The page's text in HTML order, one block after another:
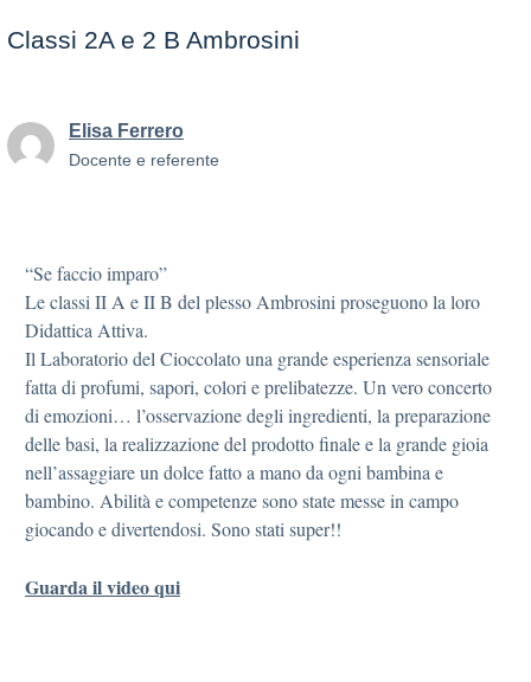
Classi 2A e 2 B Ambrosini
Elisa Ferrero
Docente e referente
“Se faccio imparo”
Le classi II A e II B del plesso Ambrosini proseguono la loro
Didattica Attiva.
Il Laboratorio del Cioccolato una grande esperienza sensoriale
fatta di profumi, sapori, colori e prelibatezze. Un vero concerto
di emozioni… l’osservazione degli ingredienti, la preparazione
delle basi, la realizzazione del prodotto finale e la grande gioia
nell’assaggiare un dolce fatto a mano da ogni bambina e
bambino. Abilità e competenze sono state messe in campo
giocando e divertendosi. Sono stati super!!
Guarda il video qui